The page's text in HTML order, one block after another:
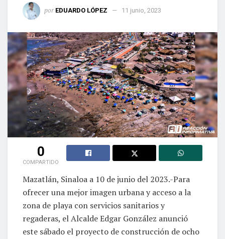
por EDUARDO LÓPEZ 11 junio, 2023
0
COMPARTIDO
Mazatlán, Sinaloa a 10 de junio del 2023.-Para
ofrecer una mejor imagen urbana y acceso a la
zona de playa con servicios sanitarios y
regaderas, el Alcalde Edgar González anunció
este sábado el proyecto de construcción de ocho